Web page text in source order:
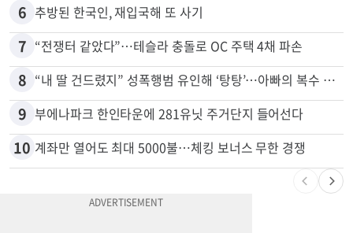
6 추방된 한국인, 재입국해 또 사기
7 “전쟁터 같았다”…테슬라 충돌로 OC 주택 4채 파손
8 “내 딸 건드렸지” 성폭행범 유인해 ‘탕탕’…아빠의 복수 결말
9 부에나파크 한인타운에 281유닛 주거단지 들어선다
10 계좌만 열어도 최대 5000불…체킹 보너스 무한 경쟁